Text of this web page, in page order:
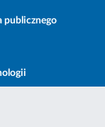
publicznego